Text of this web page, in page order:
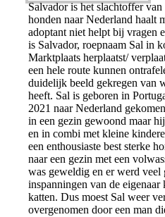
Salvador is het slachtoffer
honden naar Nederland haalt
adoptant niet helpt bij vragen
is Salvador, roepnaam Sal in
Marktplaats herplaatst/
een hele route kunnen
duidelijk beeld gekregen van
heeft. Sal is geboren in
2021 naar Nederland
in een gezin gewoond maar
en in combi met kleine
een enthousiaste best sterke
naar een gezin met een
was geweldig en er werd veel
inspanningen van de
katten. Dus moest Sal weer
overgenomen door een man